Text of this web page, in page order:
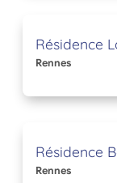
Résidence
Rennes
Résidence
Rennes